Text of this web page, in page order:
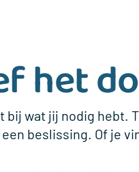
het
bij wat jij nodig hebt.
beslissing. Of je